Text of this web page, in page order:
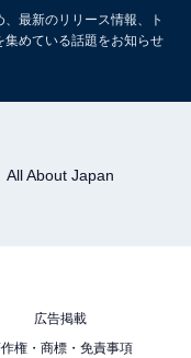
最新のリリース情報、ト
めている話題をお知らせ
All About Japan
広告掲載
権・商標・免責事項